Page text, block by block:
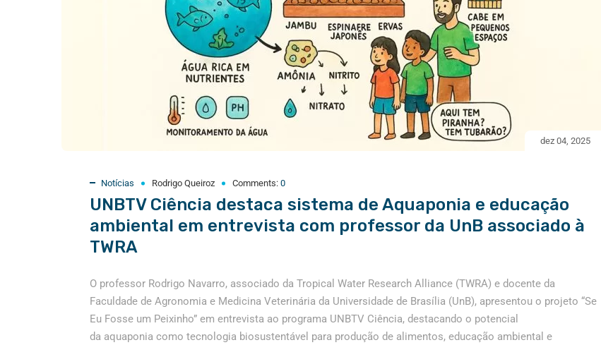
dez 04, 2025
Notícias Rodrigo Queiroz Comments: 0
UNBTV Ciência destaca sistema de Aquaponia e educação
ambiental em entrevista com professor da UnB associado à
TWRA
O professor Rodrigo Navarro, associado da Tropical Water Research Alliance (TWRA) e docente da
Faculdade de Agronomia e Medicina Veterinária da Universidade de Brasília (UnB), apresentou o projeto “Se
Eu Fosse um Peixinho” em entrevista ao programa UNBTV Ciência, destacando o potencial
da aquaponia como tecnologia biosustentável para produção de alimentos, educação ambiental e